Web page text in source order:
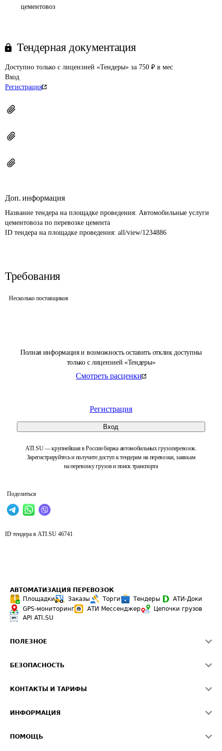
Полная информация и возможность оставить отклик доступны
только с лицензией «Тендеры»
Смотреть расценки
Регистрация
Вход
ATI.SU — крупнейшая в России биржа автомобильных грузоперевозок.
Зарегистрируйтесь и получите доступ к тендерам на перевозки, заявкам
на перевозку грузов и поиск транспорта
Поделиться
цементовоз
Тендерная документация
Доступно только с лицензией «Тендеры» за 750 ₽ в мес
Вход
Регистрация
Доп. информация
Название тендера на площадке проведения: Автомобильные услуги
цементовоза по перевозке цемента
ID тендера на площадке проведения: all/view/1234886
Требования
Несколько поставщиков
ID тендера в ATI.SU 46741
АВТОМАТИЗАЦИЯ ПЕРЕВОЗОК
Площадки
Заказы Торги Тендеры
АТИ-Доки
GPS-мониторинг
АТИ Мессенджер
Цепочки грузов
API ATI.SU
ПОЛЕЗНОЕ
Звезды ATI.SU на вашем сайте
Средние ставки
БЕЗОПАСНОСТЬ
Светофор+
О формировании Паспорта
КОНТАКТЫ И ТАРИФЫ
Реклама на сайте
ИНФОРМАЦИЯ
ПОМОЩЬ